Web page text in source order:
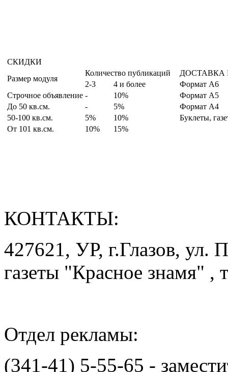
СКИДКИ
Размер модуля
Количество публикаций
2-3
4 и более
Строчное объявление -
10%
До 50 кв.см.
-
5%
50-100 кв.см.
5%
10%
От 101 кв.см.
10% 15%
Формат А6
Формат А5
Формат А4
Буклеты,
КОНТАКТЫ:
427621, УР, г.Глазов, ул.
газеты "Красное знамя" ,
Отдел рекламы:
(341-41) 5-55-65 -